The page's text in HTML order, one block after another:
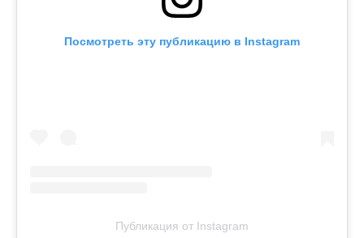
Посмотреть эту публикацию в Instagram
Публикация от Instagram